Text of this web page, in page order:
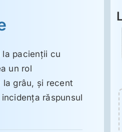
la pacienţii cu
un rol
grâu, şi recent
răspunsul